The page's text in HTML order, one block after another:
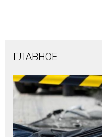
ГЛАВНОЕ